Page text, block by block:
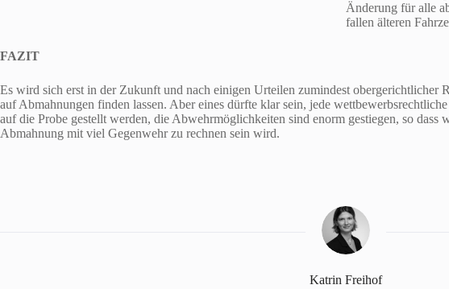
Änderung für alle
fallen älteren
FAZIT
Es wird sich erst in der Zukunft und nach einigen Urteilen zumindest obergerichtlicher
auf Abmahnungen finden lassen. Aber eines dürfte klar sein, jede
auf die Probe gestellt werden, die Abwehrmöglichkeiten sind enorm gestiegen, so dass
Abmahnung mit viel Gegenwehr zu rechnen sein wird.
Katrin Freihof